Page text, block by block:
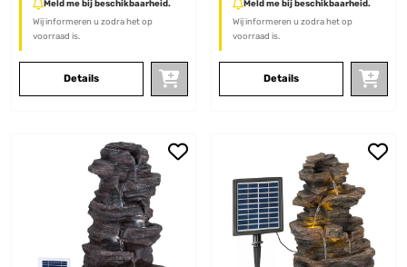
Meld me bij beschikbaarheid.
Wij informeren u zodra het op
voorraad is.
Details
Meld me bij beschikbaarheid.
Wij informeren u zodra het op
voorraad is.
Details